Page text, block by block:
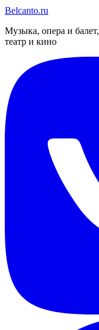
Belcanto.ru
Музыка, опера и балет,
театр и кино